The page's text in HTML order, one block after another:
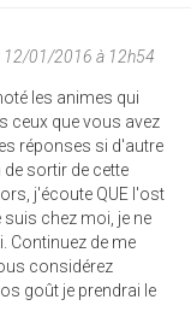
12/01/2016 à 12h54
les animes qui
ceux que vous avez
réponses si d'autre
sortir de cette
j'écoute QUE l'ost
suis chez moi, je ne
Continuez de me
considérez
goût je prendrai le